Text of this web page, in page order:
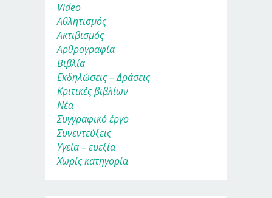
Video
Αθλητισμός
Ακτιβισμός
Αρθρογραφία
Βιβλία
Εκδηλώσεις – Δράσεις
Κριτικές βιβλίων
Νέα
Συγγραφικό έργο
Συνεντεύξεις
Υγεία – ευεξία
Χωρίς κατηγορία